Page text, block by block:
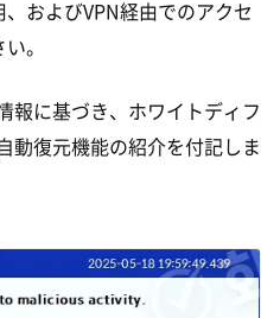
およびVPN経由でのアクセ
。
報に基づき、ホワイトディフ
動復元機能の紹介を付記しま